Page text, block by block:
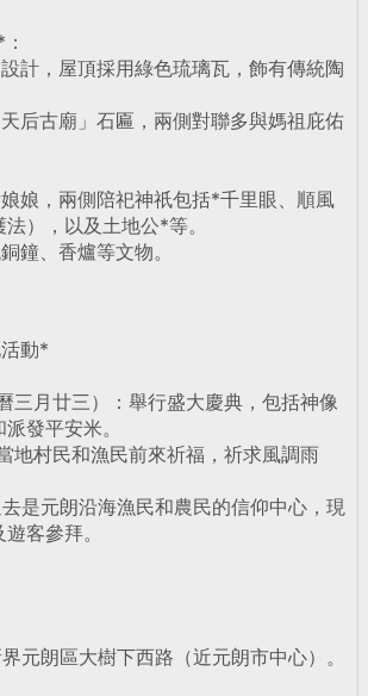
計，屋頂採用綠色琉璃瓦，飾有傳統陶
后古廟」石匾，兩側對聯多與媽祖庇佑
娘，兩側陪祀神祇包括*千里眼、順風
），以及土地公*等。
鐘、香爐等文物。
動*
三月廿三）：舉行盛大慶典，包括神像
發平安米。
地村民和漁民前來祈福，祈求風調雨
是元朗沿海漁民和農民的信仰中心，現
客參拜。
元朗區大樹下西路（近元朗市中心）。